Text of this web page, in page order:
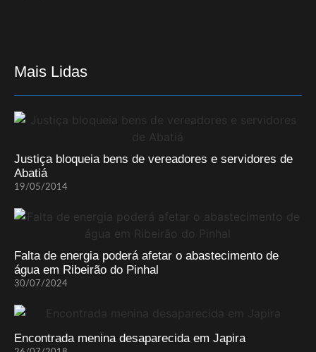
Mais Lidas
Justiça bloqueia bens de vereadores e servidores de
Abatiá
19/05/2014
Falta de energia poderá afetar o abastecimento de
água em Ribeirão do Pinhal
30/07/2024
Encontrada menina desaparecida em Japira